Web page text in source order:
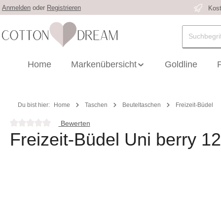
Hauptinhalt springen
Zur Suche springen
Zur Hauptnavigation springen
Anmelden oder Registrieren
Home Markenübersicht Goldline
Du bist hier: Home Taschen Beuteltaschen Freizeit-Büdel
Durchschnittliche Bewertung von 0 von 5 Sternen
Bewerten
Freizeit-Büdel Uni berry